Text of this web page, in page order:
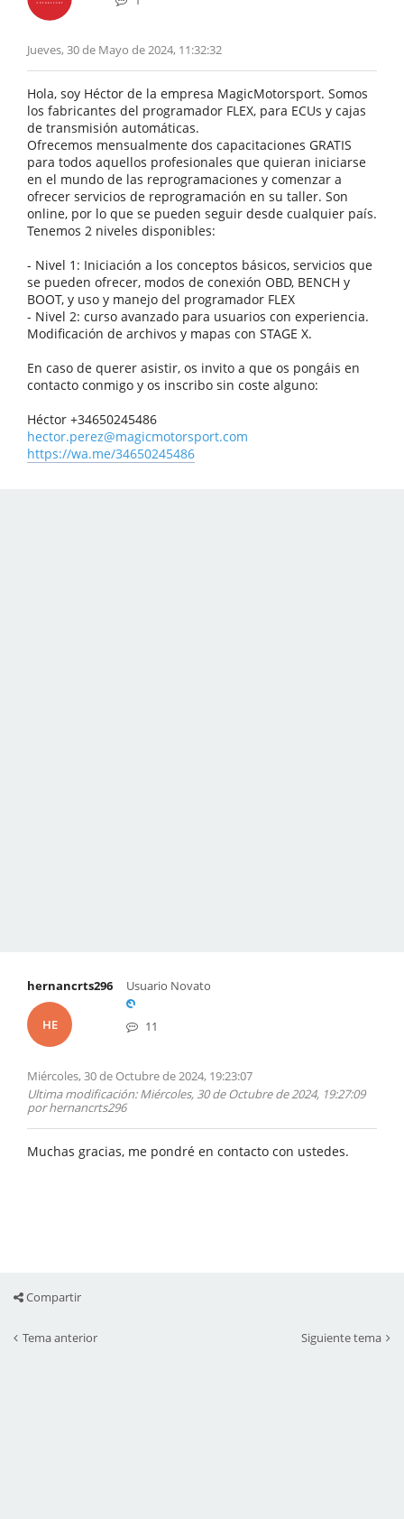
Jueves, 30 de Mayo de 2024, 11:32:32
Hola, soy Héctor de la empresa MagicMotorsport. Somos
los fabricantes del programador FLEX, para ECUs y cajas
de transmisión automáticas.
Ofrecemos mensualmente dos capacitaciones GRATIS
para todos aquellos profesionales que quieran iniciarse
en el mundo de las reprogramaciones y comenzar a
ofrecer servicios de reprogramación en su taller. Son
online, por lo que se pueden seguir desde cualquier país.
Tenemos 2 niveles disponibles:
- Nivel 1: Iniciación a los conceptos básicos, servicios que
se pueden ofrecer, modos de conexión OBD, BENCH y
BOOT, y uso y manejo del programador FLEX
- Nivel 2: curso avanzado para usuarios con experiencia.
Modificación de archivos y mapas con STAGE X.
En caso de querer asistir, os invito a que os pongáis en
contacto conmigo y os inscribo sin coste alguno:
Héctor +34650245486
hector.perez@magicmotorsport.com
https://wa.me/34650245486
hernancrts296
HE
Usuario Novato
11
Miércoles, 30 de Octubre de 2024, 19:23:07
Ultima modificación: Miércoles, 30 de Octubre de 2024, 19:27:09
por hernancrts296
Muchas gracias, me pondré en contacto con ustedes.
Compartir
Tema anterior Siguiente tema